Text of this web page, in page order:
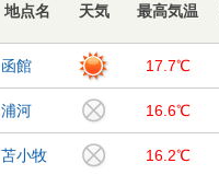
地点名 天気 最高気温
函館 17.7℃
浦河 16.6℃
苫小牧 16.2℃